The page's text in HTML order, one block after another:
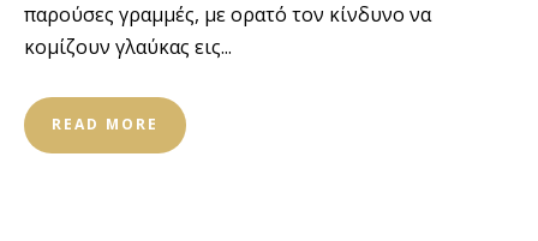
παρούσες γραμμές, με ορατό τον κίνδυνο να
κομίζουν γλαύκας εις...
READ MORE